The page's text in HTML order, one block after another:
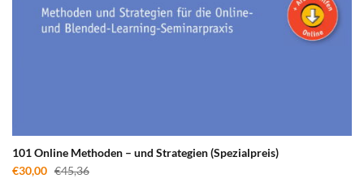
101 Online Methoden – und Strategien (Spezialpreis)
€30,00 €45,36